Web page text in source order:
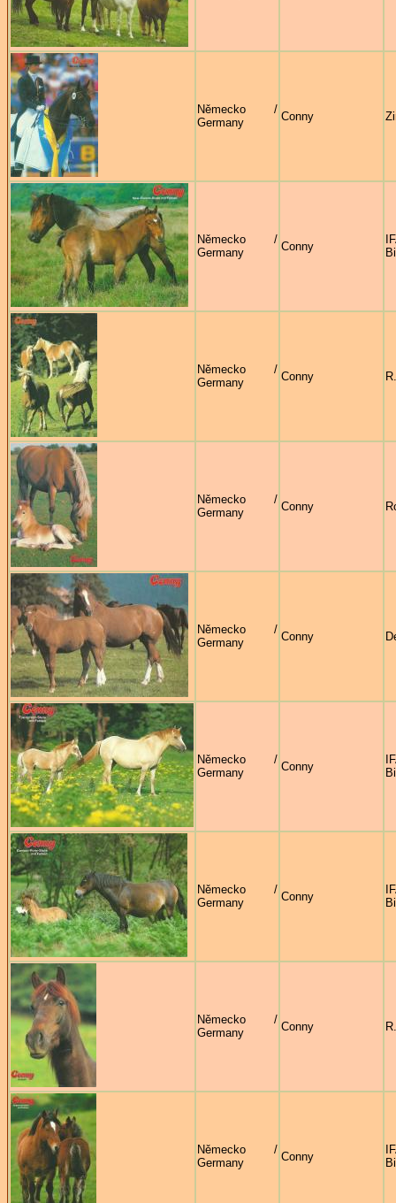
Německo /
Germany
Conny
Německo /
Germany
Conny
Německo /
Germany
Conny
Německo /
Germany
Conny
Německo /
Germany
Conny
Německo /
Germany
Conny
Německo /
Germany
Conny
Německo /
Germany
Conny
Německo /
Germany
Conny